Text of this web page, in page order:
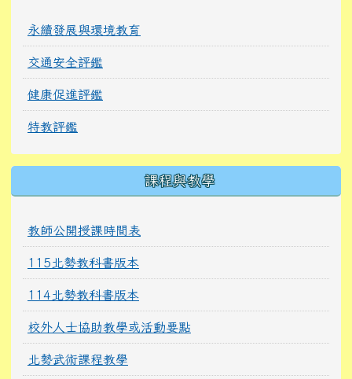
永續發展與環境教育
交通安全評鑑
健康促進評鑑
特教評鑑
課程與教學
教師公開授課時間表
115北勢教科書版本
114北勢教科書版本
校外人士協助教學或活動要點
北勢武術課程教學